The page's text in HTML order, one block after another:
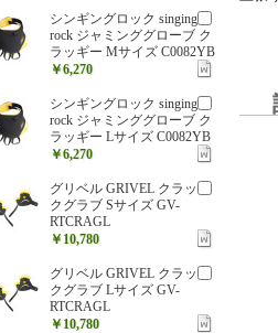
シンギングロック singing
rock ジャミンググローブ ク
ラッギー Mサイズ C0082YB
￥6,270
シンギングロック singing
rock ジャミンググローブ ク
ラッギー Lサイズ C0082YB
￥6,270
グリベル GRIVEL クラッ
クグラブ Sサイズ GV-
RTCRAGL
￥10,780
グリベル GRIVEL クラッ
クグラブ Lサイズ GV-
RTCRAGL
￥10,780